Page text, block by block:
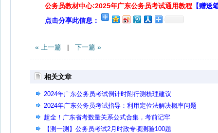
公务员教材中心:2025年广东公务员考试通用教程 【赠送
点击分享此信息：
« 上一篇 | 下一篇 »
相关文章
2024年广东公务员考试倒计时附行测梳理建议
2024年广东公务员考试指导：利用定位法解决概率问题
超全！广东省考数量关系公式合集，考前记牢
【测一测】公务员考试2月时政专项测验100题